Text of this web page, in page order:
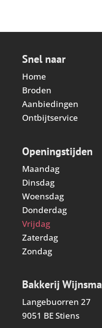
Snel naar
Home
Broden
Aanbiedingen
Ontbijtservice
Openingstijden
Maandag
Dinsdag
Woensdag
Donderdag
Vrijdag
Zaterdag
Zondag
Bakkerij Wijnsma
Langebuorren 27
9051 BE Stiens